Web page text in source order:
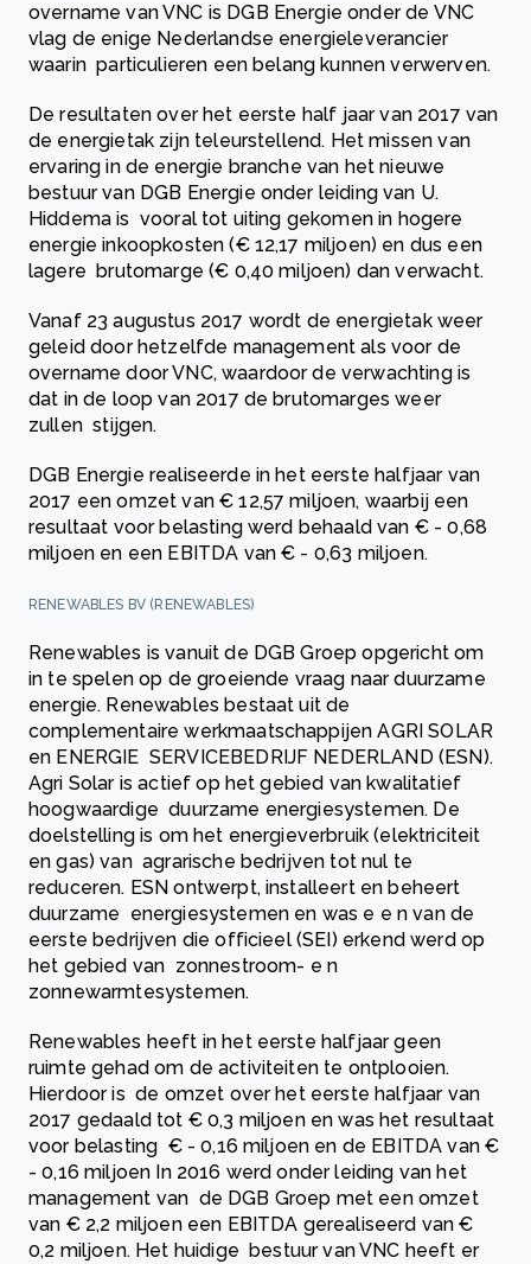
overname van VNC is DGB Energie onder de VNC
vlag de enige Nederlandse energieleverancier
waarin particulieren een belang kunnen verwerven.
De resultaten over het eerste half jaar van 2017 van
de energietak zijn teleurstellend. Het missen van
ervaring in de energie branche van het nieuwe
bestuur van DGB Energie onder leiding van U.
Hiddema is vooral tot uiting gekomen in hogere
energie inkoopkosten (€ 12,17 miljoen) en dus een
lagere brutomarge (€ 0,40 miljoen) dan verwacht.
Vanaf 23 augustus 2017 wordt de energietak weer
geleid door hetzelfde management als voor de
overname door VNC, waardoor de verwachting is
dat in de loop van 2017 de brutomarges weer
zullen stijgen.
DGB Energie realiseerde in het eerste halfjaar van
2017 een omzet van € 12,57 miljoen, waarbij een
resultaat voor belasting werd behaald van € - 0,68
miljoen en een EBITDA van € - 0,63 miljoen.
RENEWABLES BV (RENEWABLES)
Renewables is vanuit de DGB Groep opgericht om
in te spelen op de groeiende vraag naar duurzame
energie. Renewables bestaat uit de
complementaire werkmaatschappijen AGRI SOLAR
en ENERGIE SERVICEBEDRIJF NEDERLAND (ESN).
Agri Solar is actief op het gebied van kwalitatief
hoogwaardige duurzame energiesystemen. De
doelstelling is om het energieverbruik (elektriciteit
en gas) van agrarische bedrijven tot nul te
reduceren. ESN ontwerpt, installeert en beheert
duurzame energiesystemen en was e e n van de
eerste bedrijven die officieel (SEI) erkend werd op
het gebied van zonnestroom- e n
zonnewarmtesystemen.
Renewables heeft in het eerste halfjaar geen
ruimte gehad om de activiteiten te ontplooien.
Hierdoor is de omzet over het eerste halfjaar van
2017 gedaald tot € 0,3 miljoen en was het resultaat
voor belasting € - 0,16 miljoen en de EBITDA van €
- 0,16 miljoen In 2016 werd onder leiding van het
management van de DGB Groep met een omzet
van € 2,2 miljoen een EBITDA gerealiseerd van €
0,2 miljoen. Het huidige bestuur van VNC heeft er